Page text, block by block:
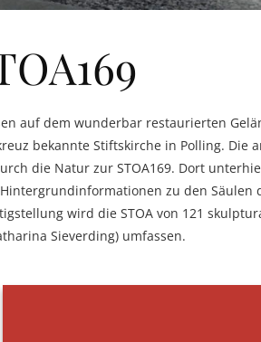
auf dem wunderbar restaurierten
bekannte Stiftskirche in Polling. Die
die Natur zur STOA169. Dort
zu den Säulen
wird die STOA von 121
Sieverding) umfassen.